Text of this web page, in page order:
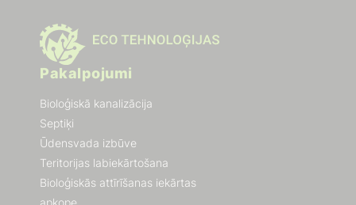
Pakalpojumi
Bioloģiskā kanalizācija
Septiķi
Ūdensvada izbūve
Teritorijas labiekārtošana
Bioloģiskās attīrīšanas iekārtas
apkope